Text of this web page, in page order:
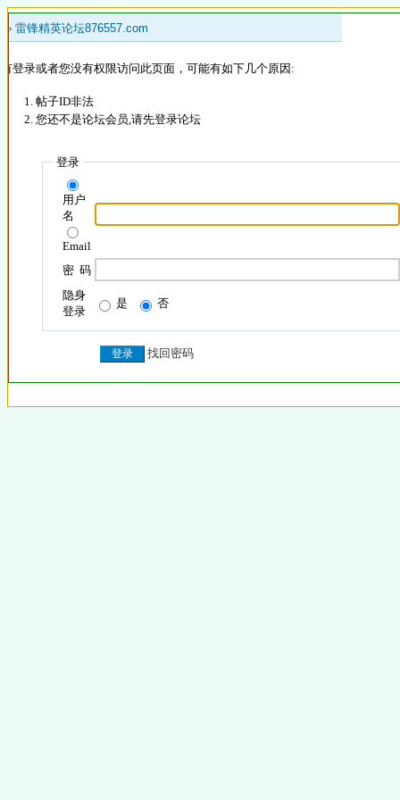
» 雷锋精英论坛876557.com
登录或者您没有权限访问此页面，可能有如下几个原因:
帖子ID非法
您还不是论坛会员,请先登录论坛
登录
用户
名
Email
密 码
隐身
登录
是 否
找回密码